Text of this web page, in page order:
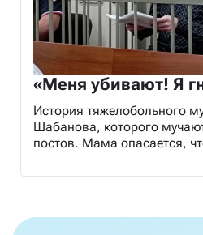
«Меня убивают! Я
История тяжелобольного
Шабанова, которого
постов. Мама опасается,